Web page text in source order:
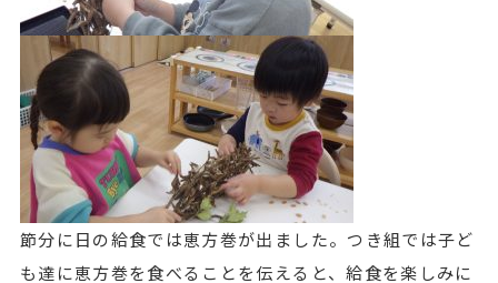
節分に日の給食では恵方巻が出ました。つき組では子ど
も達に恵方巻を食べることを伝えると、給食を楽しみに